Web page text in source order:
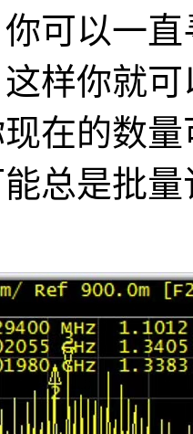
可以一
样你就
在的数
总是批